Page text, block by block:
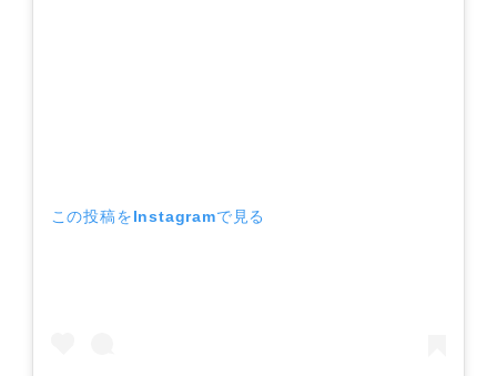
この投稿をInstagramで見る